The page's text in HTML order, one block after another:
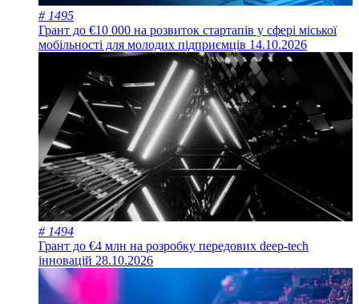
# 1495
Грант до €10 000 на розвиток стартапів у сфері міської
мобільності для молодих підприємців 14.10.2026
# 1494
Грант до €4 млн на розробку передових deep-tech
інновацій 28.10.2026